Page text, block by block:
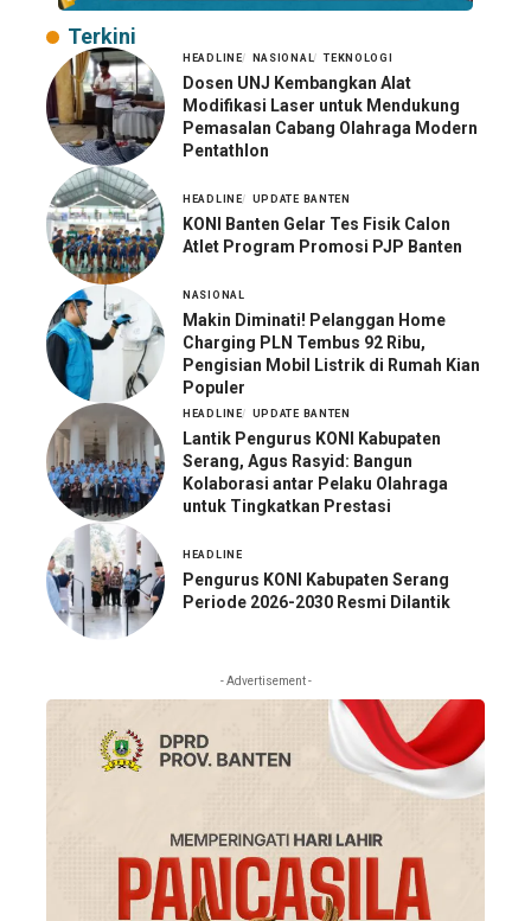
Terkini
HEADLINE NASIONAL TEKNOLOGI
Dosen UNJ Kembangkan Alat
Modifikasi Laser untuk Mendukung
Pemasalan Cabang Olahraga Modern
Pentathlon
HEADLINE UPDATE BANTEN
KONI Banten Gelar Tes Fisik Calon
Atlet Program Promosi PJP Banten
NASIONAL
Makin Diminati! Pelanggan Home
Charging PLN Tembus 92 Ribu,
Pengisian Mobil Listrik di Rumah Kian
Populer
HEADLINE UPDATE BANTEN
Lantik Pengurus KONI Kabupaten
Serang, Agus Rasyid: Bangun
Kolaborasi antar Pelaku Olahraga
untuk Tingkatkan Prestasi
HEADLINE
Pengurus KONI Kabupaten Serang
Periode 2026-2030 Resmi Dilantik
- Advertisement -